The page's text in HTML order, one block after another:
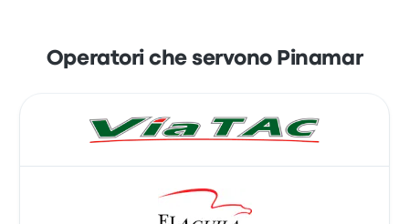
Operatori che servono Pinamar